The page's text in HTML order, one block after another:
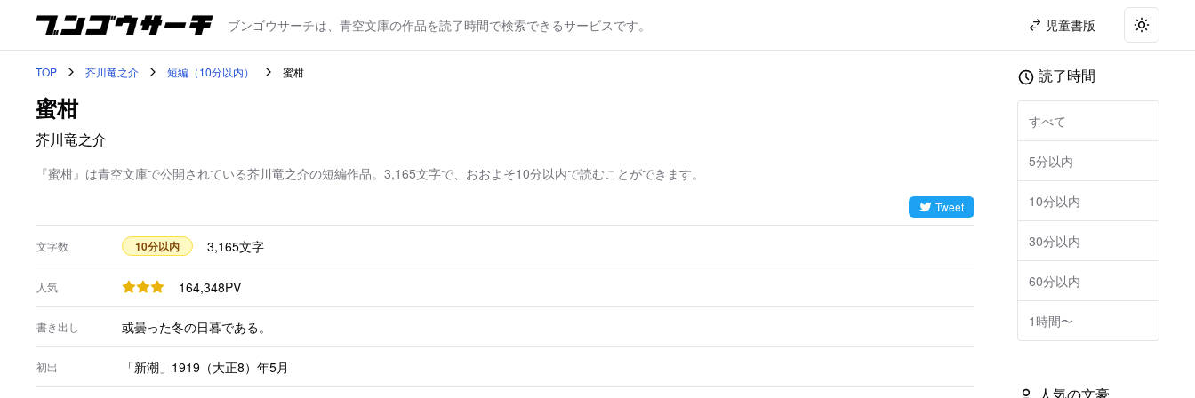
ブンゴウサーチは、青空文庫の作品を読了時間で検索できるサービスです。 児童書版 Toggle
TOP 芥川竜之介 短編（10分以内） 蜜柑
蜜柑
芥川竜之介
『蜜柑』は青空文庫で公開されている芥川竜之介の短編作品。3,165文字で、おおよそ10分以内で読むことができます。
Tweet
文字数 10分以内 3,165文字
人気 164,348PV
書き出し 或曇った冬の日暮である。
初出 「新潮」1919（大正8）年5月
読了時間
すべて
5分以内
10分以内
30分以内
60分以内
1時間〜